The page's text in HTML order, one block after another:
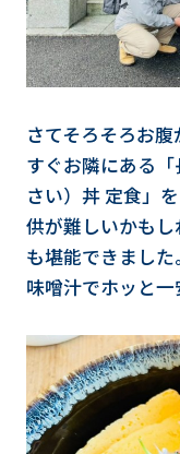
さてそろそろお
すぐお隣にある
さい）丼 定食」
供が難しいかも
も堪能できまし
味噌汁でホッと一